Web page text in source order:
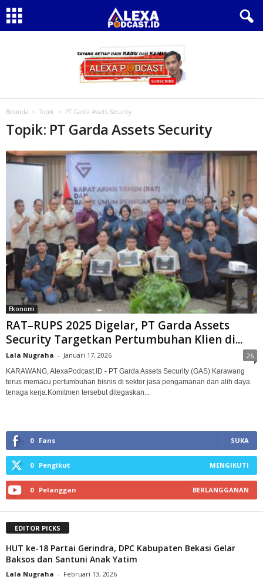
Beranda Topik PT Garda Assets Security
Topik: PT Garda Assets Security
Ekonomi
RAT–RUPS 2025 Digelar, PT Garda Assets
Security Targetkan Pertumbuhan Klien di...
Lala Nugraha - Januari 17, 2026 26
KARAWANG, AlexaPodcast.ID - PT Garda Assets Security (GAS) Karawang
terus memacu pertumbuhan bisnis di sektor jasa pengamanan dan alih daya
tenaga kerja.‎Komitmen tersebut ditegaskan...
0 Fans SUKA
0 Pengikut MENGIKUTI
0 Pelanggan BERLANGGANAN
EDITOR PICKS
HUT ke-18 Partai Gerindra, DPC Kabupaten Bekasi Gelar
Baksos dan Santuni Anak Yatim‎
Lala Nugraha - Februari 13, 2026